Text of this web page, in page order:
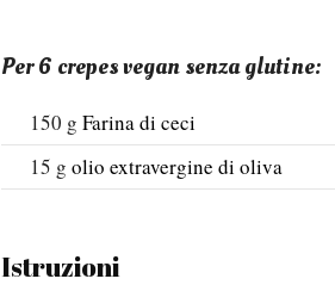
Per 6 crepes vegan senza glutine:
150 g Farina di ceci
15 g olio extravergine di oliva
Istruzioni